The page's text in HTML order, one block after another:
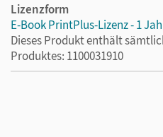
Lizenzform
E-Book PrintPlus-Lizenz - 1
Dieses Produkt enthält
Produktes: 1100031910